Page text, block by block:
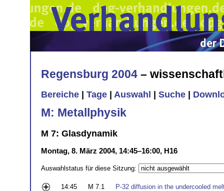
Regensburg 2004 –
Bereiche Tage Auswahl Suche
M: Metallphysik
M 7: Glasdynamik
Montag, 8. März 2004, 14:45–16:00, H16
Auswahlstatus für diese Sitzung:
14:45 M 7.1
P-32 diffusion in the undercooled